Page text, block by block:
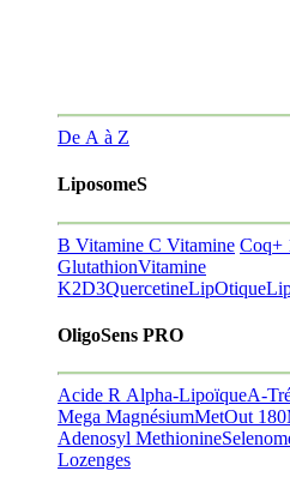
De A à Z
LiposomeS
B Vitamine C Vitamine Coq+
GlutathionVitamine
K2D3QuercetineLipOtique
OligoSens PRO
Acide R Alpha-LipoïqueA-
Mega MagnésiumMetOut 180
Adenosyl Methionine
Lozenges